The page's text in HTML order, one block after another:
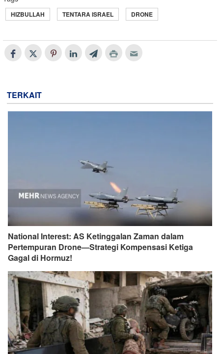
HIZBULLAH TENTARA ISRAEL DRONE
TERKAIT
National Interest: AS Ketinggalan Zaman dalam
Pertempuran Drone—Strategi Kompensasi Ketiga
Gagal di Hormuz!